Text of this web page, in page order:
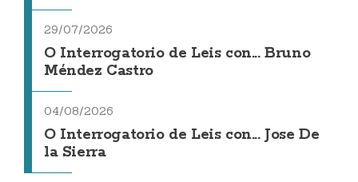
29/07/2026
O Interrogatorio de Leis con... Bruno
Méndez Castro
04/08/2026
O Interrogatorio de Leis con... Jose De
la Sierra